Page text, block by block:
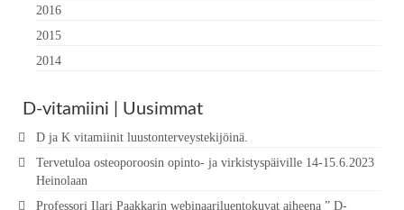
2016
2015
2014
D-vitamiini | Uusimmat
D ja K vitamiinit luustonterveystekijöinä.
Tervetuloa osteoporoosin opinto- ja virkistyspäiville 14-15.6.2023
Heinolaan
Professori Ilari Paakkarin webinaariluentokuvat aiheena ” D-